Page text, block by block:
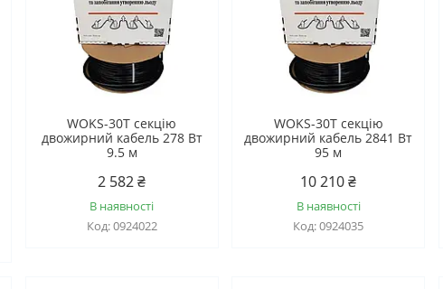
WOKS-30T секцію
двожирний кабель 278 Вт
9.5 м
2 582 ₴
В наявності
0924022
WOKS-30T секцію
двожирний кабель 2841 Вт
95 м
10 210 ₴
В наявності
0924035